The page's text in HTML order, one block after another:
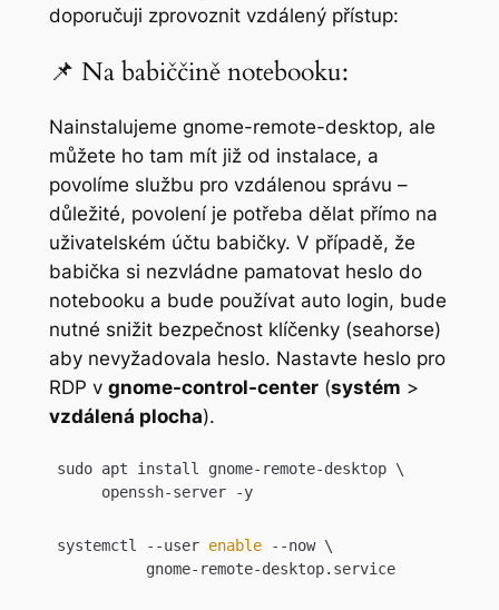
doporučuji zprovoznit vzdálený přístup:
📌 Na babiččině notebooku:
Nainstalujeme gnome-remote-desktop, ale
můžete ho tam mít již od instalace, a
povolíme službu pro vzdálenou správu –
důležité, povolení je potřeba dělat přímo na
uživatelském účtu babičky. V případě, že
babička si nezvládne pamatovat heslo do
notebooku a bude používat auto login, bude
nutné snižit bezpečnost klíčenky (seahorse)
aby nevyžadovala heslo. Nastavte heslo pro
RDP v gnome-control-center(systém >
vzdálená plocha).
sudo apt install gnome-remote-desktop \
     openssh-server -y
systemctl --user enable --now \
          gnome-remote-desktop.service